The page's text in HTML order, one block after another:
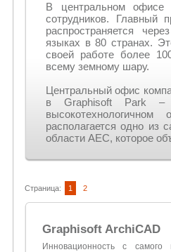
В центральном офисе
сотрудников. Главный
распространяется
языках в 80 странах.
своей работе более
всему земному шару.
Центральный офис
в Graphisoft Park –
располагается одно из
области AEC, которое
Страница: 1 2
Graphisoft ArchiCAD
Инновационность с